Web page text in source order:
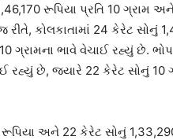
રૂપિયા પ્રતિ 10 ગ્રામ
કોલકાતામાં 24 કેરેટ સોનું
ગ્રામના ભાવે વેચાઈ રહ્યું છે.
રહ્યું છે, જ્યારે 22 કેરેટ સોનું 10
અને 22 કેરેટ સોનું